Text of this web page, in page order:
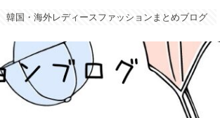
韓国・海外レディースファッションまとめブログ